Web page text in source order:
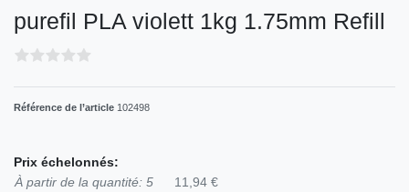
purefil PLA violett 1kg 1.75mm Refill
Référence de l’article 102498
Prix échelonnés:
À partir de la quantité: 5
11,94 €